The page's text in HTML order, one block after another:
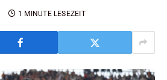
1 MINUTE LESEZEIT